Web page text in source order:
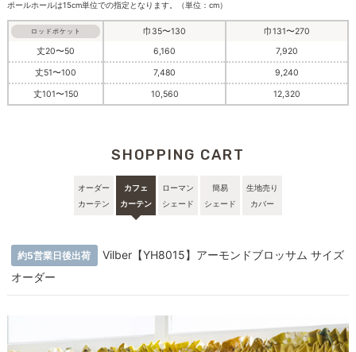
ポールホールは15cm単位での指定となります。（単位：cm）
ロッドポケット 巾35〜130
巾131〜270
丈20〜50
6,160 7,920
丈51〜100 7,480 9,240
丈101〜150 10,560 12,320
SHOPPING CART
オーダー
カーテン
カフェ
カーテン
ローマン
シェード
簡易
シェード
生地売り
カバー
約5営業日後出荷
Vilber【YH8015】アーモンドブロッサム サイズ
オーダー